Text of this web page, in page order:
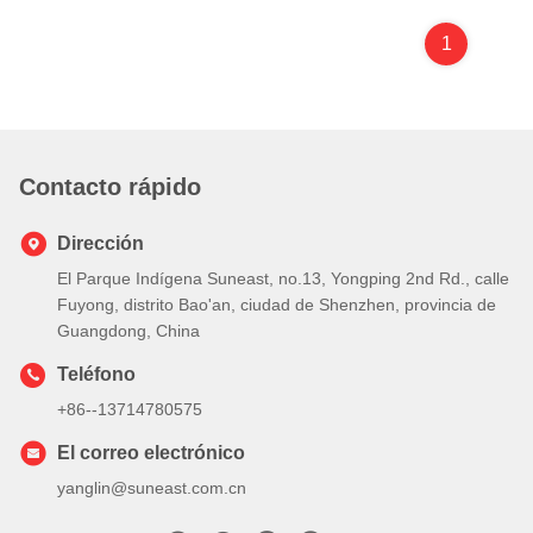
1
Contacto rápido
Dirección
El Parque Indígena Suneast, no.13, Yongping 2nd Rd., calle
Fuyong, distrito Bao'an, ciudad de Shenzhen, provincia de
Guangdong, China
Teléfono
+86--13714780575
El correo electrónico
yanglin@suneast.com.cn